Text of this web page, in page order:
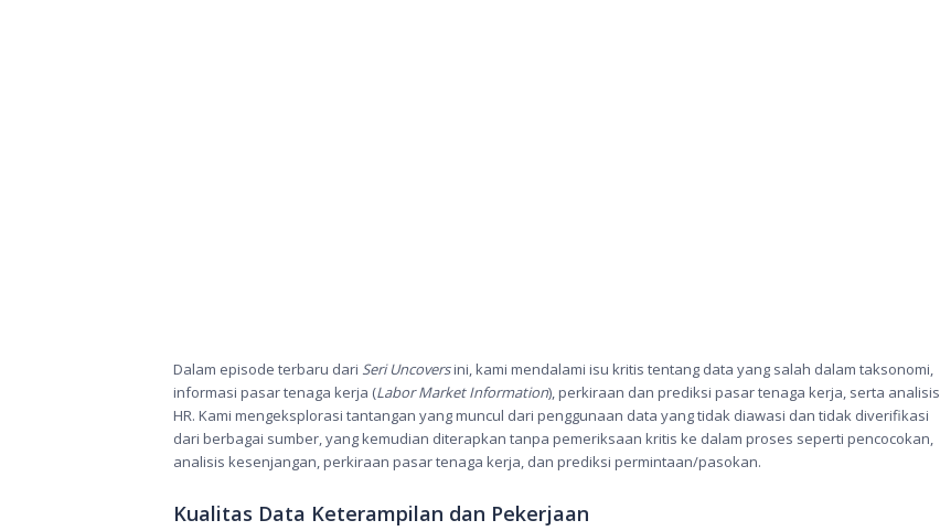
Dalam episode terbaru dari Seri Uncoversini, kami mendalami isu kritis tentang data yang salah dalam taksonomi,
informasi pasar tenaga kerja (Labor Market Information), perkiraan dan prediksi pasar tenaga kerja, serta analisis
HR. Kami mengeksplorasi tantangan yang muncul dari penggunaan data yang tidak diawasi dan tidak diverifikasi
dari berbagai sumber, yang kemudian diterapkan tanpa pemeriksaan kritis ke dalam proses seperti pencocokan,
analisis kesenjangan, perkiraan pasar tenaga kerja, dan prediksi permintaan/pasokan.
Kualitas Data Keterampilan dan Pekerjaan